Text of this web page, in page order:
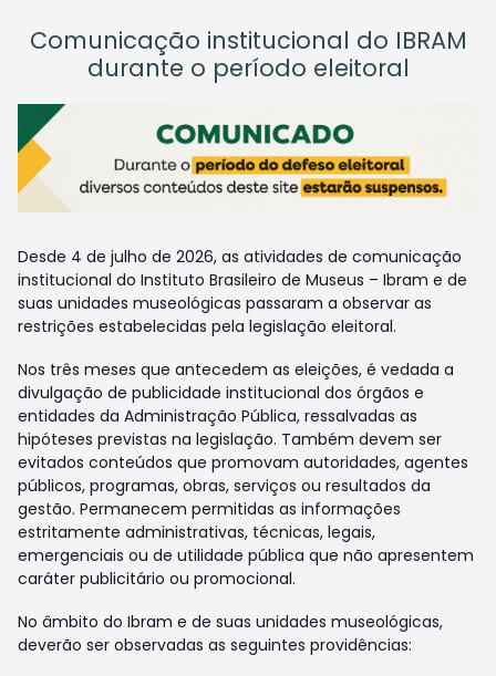
Comunicação institucional do IBRAM
durante o período eleitoral
Desde 4 de julho de 2026, as atividades de comunicação
institucional do Instituto Brasileiro de Museus – Ibram e de
suas unidades museológicas passaram a observar as
restrições estabelecidas pela legislação eleitoral.
Nos três meses que antecedem as eleições, é vedada a
divulgação de publicidade institucional dos órgãos e
entidades da Administração Pública, ressalvadas as
hipóteses previstas na legislação. Também devem ser
evitados conteúdos que promovam autoridades, agentes
públicos, programas, obras, serviços ou resultados da
gestão. Permanecem permitidas as informações
estritamente administrativas, técnicas, legais,
emergenciais ou de utilidade pública que não apresentem
caráter publicitário ou promocional.
No âmbito do Ibram e de suas unidades museológicas,
deverão ser observadas as seguintes providências: